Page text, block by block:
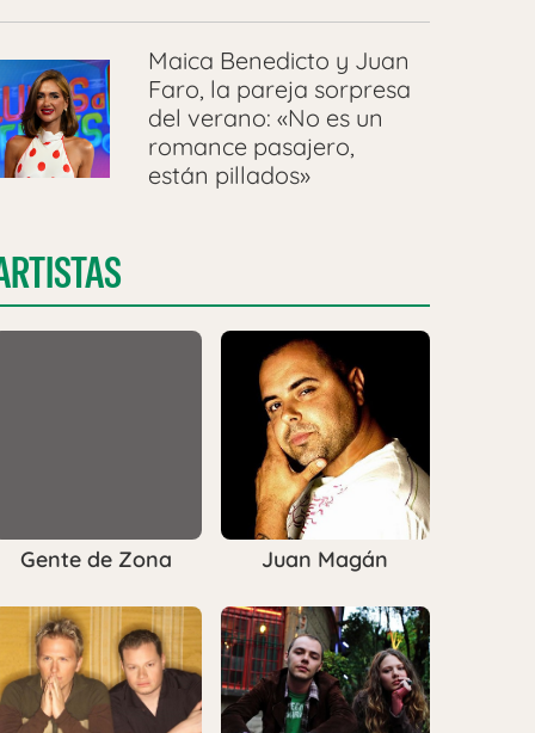
Maica Benedicto y Juan
Faro, la pareja sorpresa
del verano: «No es un
romance pasajero,
están pillados»
Gente de Zona Juan Magán